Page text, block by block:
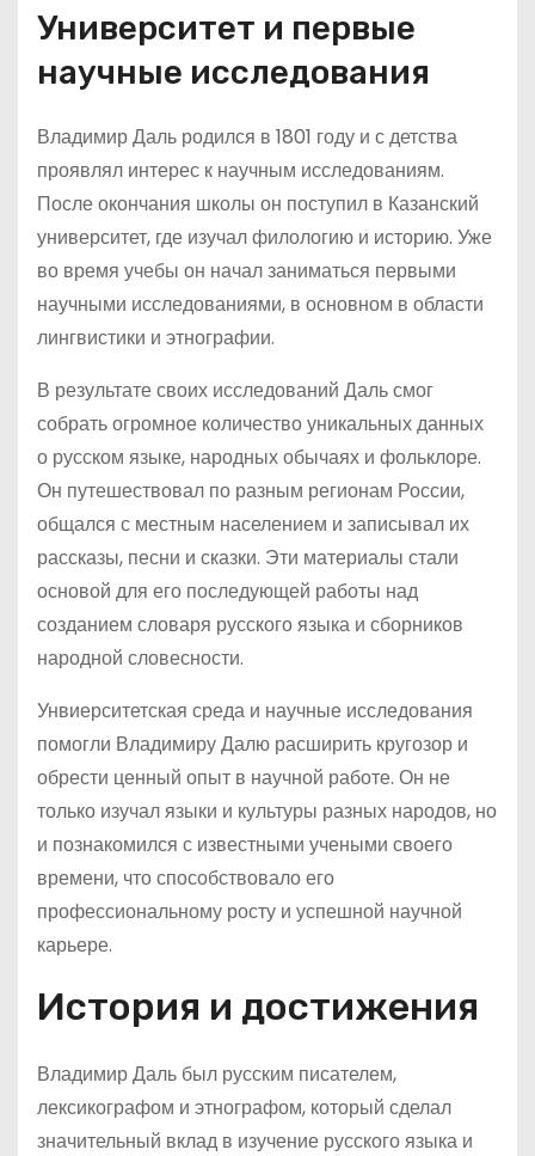
Университет и первые
научные исследования
Владимир Даль родился в 1801 году и с детства
проявлял интерес к научным исследованиям.
После окончания школы он поступил в Казанский
университет, где изучал филологию и историю. Уже
во время учебы он начал заниматься первыми
научными исследованиями, в основном в области
лингвистики и этнографии.
В результате своих исследований Даль смог
собрать огромное количество уникальных данных
о русском языке, народных обычаях и фольклоре.
Он путешествовал по разным регионам России,
общался с местным населением и записывал их
рассказы, песни и сказки. Эти материалы стали
основой для его последующей работы над
созданием словаря русского языка и сборников
народной словесности.
Унвиерситетская среда и научные исследования
помогли Владимиру Далю расширить кругозор и
обрести ценный опыт в научной работе. Он не
только изучал языки и культуры разных народов, но
и познакомился с известными учеными своего
времени, что способствовало его
профессиональному росту и успешной научной
карьере.
История и достижения
Владимир Даль был русским писателем,
лексикографом и этнографом, который сделал
значительный вклад в изучение русского языка и